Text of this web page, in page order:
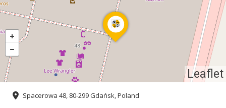
Leaflet
Spacerowa 48, 80-299 Gdańsk, Poland